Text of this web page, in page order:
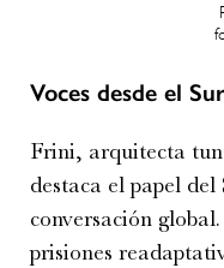
Voces desde el
Frini, arquitecta
destaca el papel
conversación
prisiones